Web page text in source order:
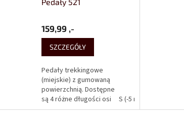
L (+8 mm) XL (+15 mm)
159,99 ,-
SZCZEGÓŁY
Pedały trekkingowe
(miejskie) z gumowaną
powierzchnią. Dostępne
są 4 różne długości osi
pedału dla optymalnej
S (-5 mm)